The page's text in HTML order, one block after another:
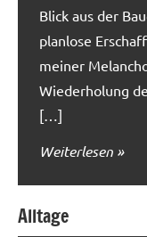
Blick aus der
planlose
meiner
Wiederholung
[…]
Weiterlesen
Alltage